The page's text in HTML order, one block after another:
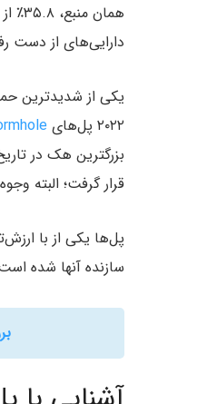
دارایی‌های از دست رفته در سال ۲۰۲۲، از
یکی از شدیدترین حملات
۲۰۲۲ پل‌های
بزرگترین هک در تاریخ کریپتو
قرار گرفت؛ البته
پل‌ها یکی از با
سازنده آنها شده